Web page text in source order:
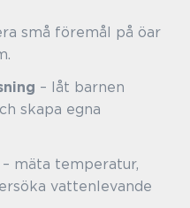
små föremål på öar
– låt barnen
skapa egna
– mäta temperatur,
vattenlevande